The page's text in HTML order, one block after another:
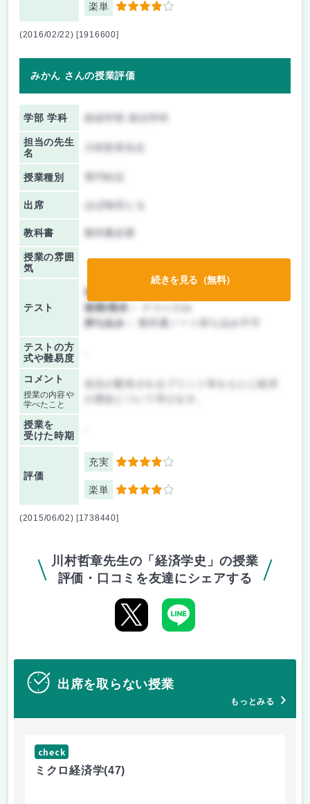
楽単 4
(2016/02/22) [1916600]
みかん さんの授業評価
学部 学科 政経学部 政治学科
担当の先生
名
授業種別
出席 ほぼ毎回とる
教科書 教科書必要
授業の雰囲
気
テスト
前期/中間：
後期/期末：
持ち込み：
教科書ノート持ち込み不可
テストの方
式や難易度
コメント
授業の内容や
学べたこと
授業を
受けた時期
評価
充実 4
楽単 4
続きを見る（無料）
(2015/06/02) [1738440]
川村哲章先生の「経済学史」の授業
評価・口コミを友達にシェアする
出席を取らない授業
もっとみる
check
ミクロ経済学(47)